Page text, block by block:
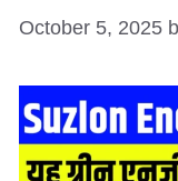
October 5, 2025